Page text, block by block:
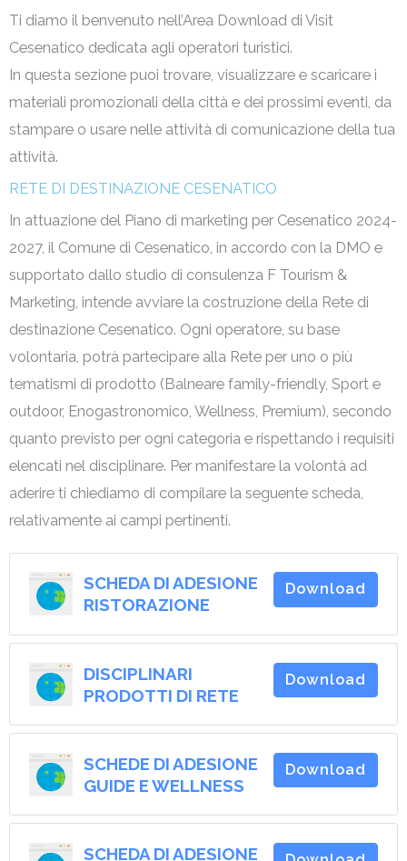
Ti diamo il benvenuto nell’Area Download di Visit
Cesenatico dedicata agli operatori turistici.
In questa sezione puoi trovare, visualizzare e scaricare i
materiali promozionali della città e dei prossimi eventi, da
stampare o usare nelle attività di comunicazione della tua
attività.
RETE DI DESTINAZIONE CESENATICO
In attuazione del Piano di marketing per Cesenatico 2024-
2027, il Comune di Cesenatico, in accordo con la DMO e
supportato dallo studio di consulenza F Tourism &
Marketing, intende avviare la costruzione della Rete di
destinazione Cesenatico. Ogni operatore, su base
volontaria, potrà partecipare alla Rete per uno o più
tematismi di prodotto (Balneare family-friendly, Sport e
outdoor, Enogastronomico, Wellness, Premium), secondo
quanto previsto per ogni categoria e rispettando i requisiti
elencati nel disciplinare. Per manifestare la volontà ad
aderire ti chiediamo di compilare la seguente scheda,
relativamente ai campi pertinenti.
SCHEDA DI ADESIONE
RISTORAZIONE
Download
DISCIPLINARI
PRODOTTI DI RETE
Download
SCHEDE DI ADESIONE
GUIDE E WELLNESS
Download
SCHEDA DI ADESIONE